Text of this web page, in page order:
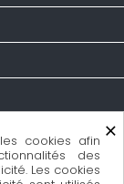
×
cookies afin
des
Les cookies